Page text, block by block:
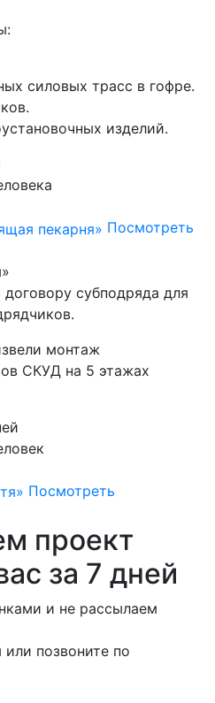
силовых трасс в гофре.
изделий.
Посмотреть
субподряда для
монтаж
СКУД на 5 этажах
Посмотреть
проект
за 7 дней
и не рассылаем
позвоните по